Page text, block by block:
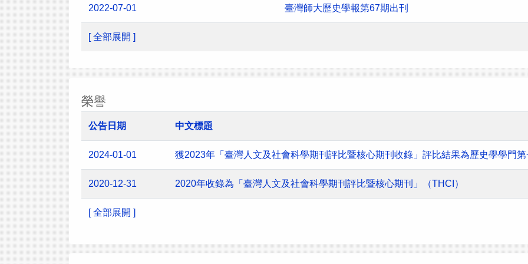
2022-07-01 臺灣師大歷史學報第67期出刊
[ 全部展開 ]
榮譽
公告日期 中文標題
2024-01-01 獲2023年「臺灣人文及社會科學期刊評比暨核心期刊收錄」評比結果為歷史學學門
2020-12-31 2020年收錄為「臺灣人文及社會科學期刊評比暨核心期刊」（THCI）
[ 全部展開 ]